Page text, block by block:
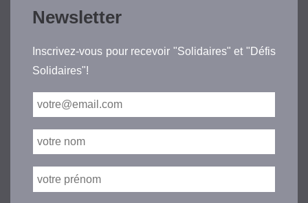
Newsletter
Inscrivez-vous pour recevoir "Solidaires" et "Défis
Solidaires"!